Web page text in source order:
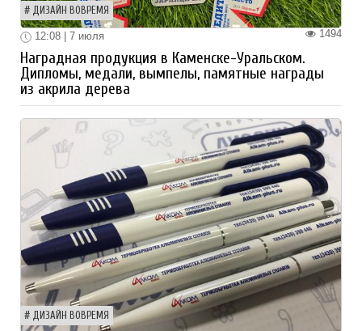
ДИЗАЙН ВОВРЕМЯ
1494
12:08 | 7 июля
Наградная продукция в Каменске-Уральском.
Дипломы, медали, вымпелы, памятные награды
из акрила дерева
ДИЗАЙН ВОВРЕМЯ